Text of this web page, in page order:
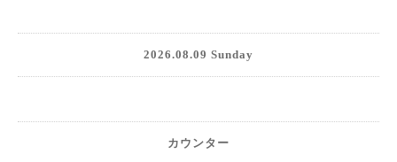
2026.08.09 Sunday
カウンター